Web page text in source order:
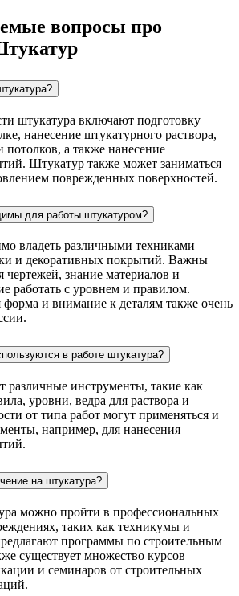
вопросы про
штукатура включают подготовку
нанесение штукатурного раствора,
а также нанесение
Штукатур также может заниматься
поврежденных поверхностей.
для работы штукатуром?
владеть различными техниками
и декоративных покрытий. Важны
чертежей, знание материалов и
работать с уровнем и правилом.
и внимание к деталям также очень
в работе штукатура?
различные инструменты, такие как
уровни, ведра для раствора и
от типа работ могут применяться и
например, для нанесения
на штукатура?
можно пройти в профессиональных
таких как техникумы и
программы по строительным
существует множество курсов
и семинаров от строительных